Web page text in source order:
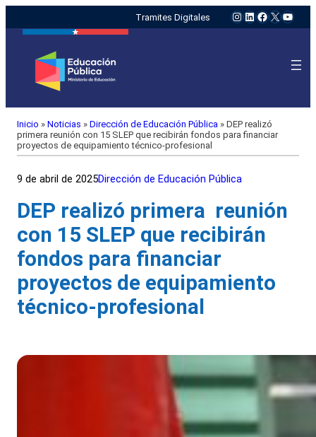
Tramites Digitales Instagram
LinkedIn
Facebook
X
Inicio » Noticias » Dirección de Educación Pública » DEP realizó
primera reunión con 15 SLEP que recibirán fondos para financiar
proyectos de equipamiento técnico-profesional
9 de abril de 2025Dirección de Educación Pública
DEP realizó primera reunión
con 15 SLEP que recibirán
fondos para financiar
proyectos de equipamiento
técnico-profesional